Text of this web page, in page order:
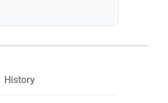
History